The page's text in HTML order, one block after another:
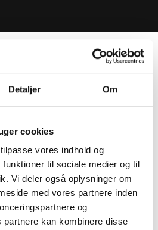
Detaljer Om
cookies
vores indhold og
til sociale medier og til
Vi deler også oplysninger om
med vores partnere inden
og
partnere kan kombinere disse
afgørende for holdbarheden,
i ethvert byggeri
- og korrosionsbeskyttende
for udendørs brug og byggeri
stål, træ, beton eller